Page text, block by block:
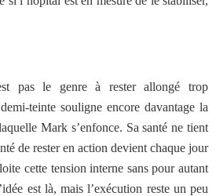
pas le genre à rester allongé trop
teinte souligne encore davantage la
Mark s’enfonce. Sa santé ne tient
de rester en action devient chaque jour
cette tension interne sans pour autant
est là, mais l’exécution reste un peu